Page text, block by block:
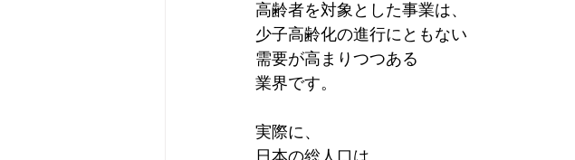
高齢者を対象とした事業は、
少子高齢化の進行にともない
需要が高まりつつある
業界です。
実際に、
日本の総人口は